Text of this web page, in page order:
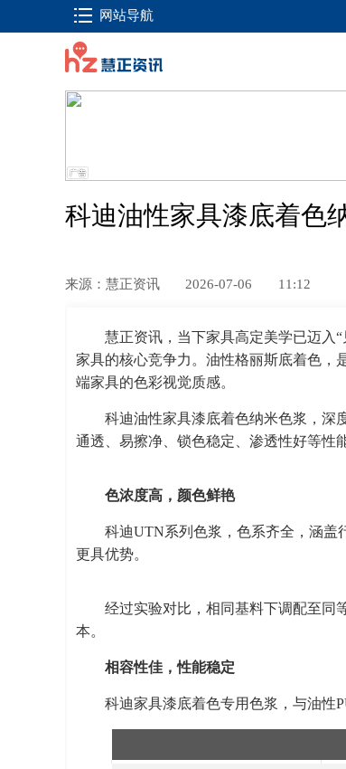
网站导航
科迪油性家具漆底着色
来源：慧正资讯 2026-07-06 11:12
慧正资讯，当下家具高定美学已迈入
家具的核心竞争力。油性格丽斯底着色，
端家具的色彩视觉质感。
科迪油性家具漆底着色纳米色浆，深
通透、易擦净、锁色稳定、渗透性好等性
色浓度高，颜色鲜艳
科迪UTN系列色浆，色系齐全，涵
更具优势。
经过实验对比，相同基料下调配至同
本。
相容性佳，性能稳定
科迪家具漆底着色专用色浆，与油性